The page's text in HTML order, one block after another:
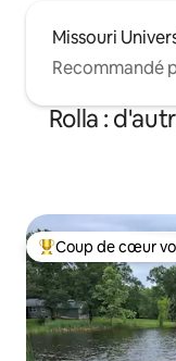
Missouri
Recommandé
Rolla :
Coups de cœur
Coup de cœur